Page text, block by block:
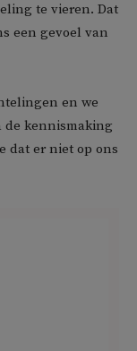
te vieren. Dat
een gevoel van
en we
kennismaking
dat er niet op ons